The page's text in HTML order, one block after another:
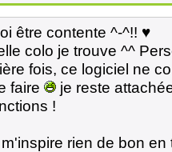
être contente ^-^!! ♥
colo je trouve ^^
fois, ce logiciel ne
faire
je reste
!
rien de bon en